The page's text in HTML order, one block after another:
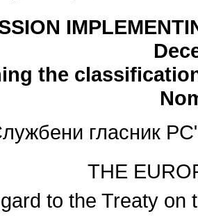
the
гласник
THE
to the Treaty on